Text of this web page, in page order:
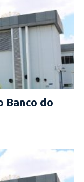
Banco do